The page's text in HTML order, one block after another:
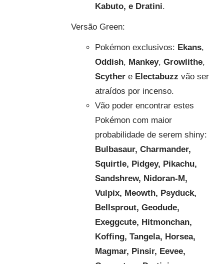
Kabuto, e Dratini.
Versão Green:
Pokémon exclusivos: Ekans,
Oddish, Mankey, Growlithe,
Scyther e Electabuzz vão ser
atraídos por incenso.
Vão poder encontrar estes
Pokémon com maior
probabilidade de serem shiny:
Bulbasaur, Charmander,
Squirtle, Pidgey, Pikachu,
Sandshrew, Nidoran-M,
Vulpix, Meowth, Psyduck,
Bellsprout, Geodude,
Exeggcute, Hitmonchan,
Koffing, Tangela, Horsea,
Magmar, Pinsir, Eevee,